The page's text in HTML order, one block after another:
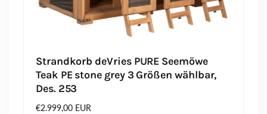
Strandkorb deVries PURE Seemöwe
Teak PE stone grey 3 Größen wählbar,
Des. 253
Normaler
€2.999,00 EUR